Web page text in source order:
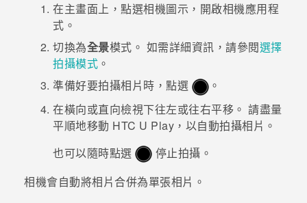
校園專案
銷售通路
VIVELAND
在主畫面上，點選相機圖示，開啟相機應用程
式。
切換為全景模式。 如需詳細資訊，請參閱選擇
拍攝模式 。
準備好要拍攝相片時，點選
。
在橫向或直向檢視下往左或往右平移。 請盡量
平順地移動 HTC U Play ，以自動拍攝相片。
也可以隨時點選
停止拍攝。
相機會自動將相片合併為單張相片。